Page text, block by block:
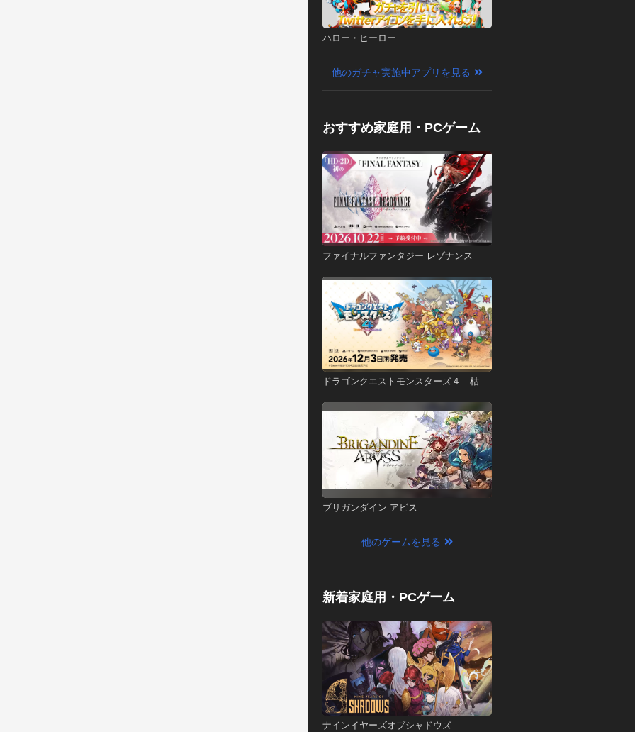
ハロー・ヒーロー
他のガチャ実施中アプリを見る
おすすめ家庭用・PCゲーム
ファイナルファンタジー レゾナンス
ドラゴンクエストモンスターズ４ 枯れ
ブリガンダイン アビス
他のゲームを見る
新着家庭用・PCゲーム
ナインイヤーズオブシャドウズ